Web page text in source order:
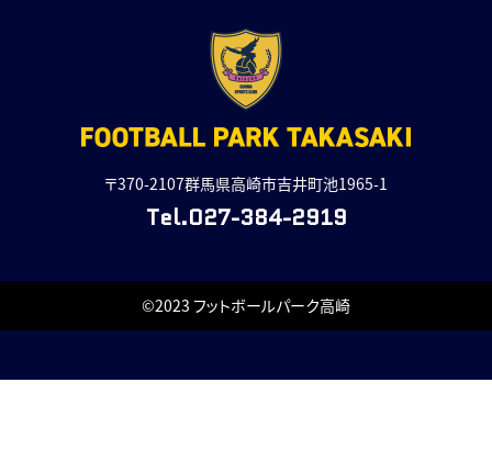
〒370-2107群馬県高崎市吉井町池1965-1
Tel.027-384-2919
©2023 フットボールパーク高崎